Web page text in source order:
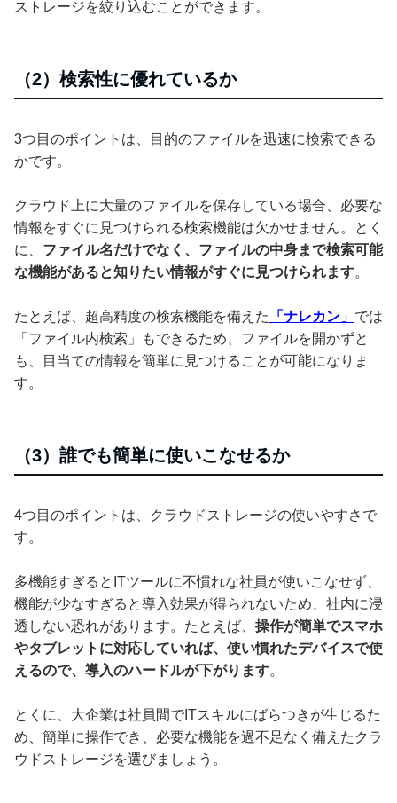
ストレージを絞り込むことができます。
（2）検索性に優れているか
3つ目のポイントは、目的のファイルを迅速に検索できる
かです。
クラウド上に大量のファイルを保存している場合、必要な
情報をすぐに見つけられる検索機能は欠かせません。とく
に、 ファイル名だけでなく、ファイルの中身まで検索可能
な機能があると知りたい情報がすぐに見つけられます。
たとえば、超高精度の検索機能を備えた 「ナレカン」 では
「ファイル内検索」もできるため、ファイルを開かずと
も、目当ての情報を簡単に見つけることが可能になりま
す。
（3）誰でも簡単に使いこなせるか
4つ目のポイントは、クラウドストレージの使いやすさで
す。
多機能すぎるとITツールに不慣れな社員が使いこなせず、
機能が少なすぎると導入効果が得られないため、社内に浸
透しない恐れがあります。たとえば、 操作が簡単でスマホ
やタブレットに対応していれば、使い慣れたデバイスで使
えるので、導入のハードルが下がります。
とくに、大企業は社員間でITスキルにばらつきが生じるた
め、簡単に操作でき、必要な機能を過不足なく備えたクラ
ウドストレージを選びましょう。